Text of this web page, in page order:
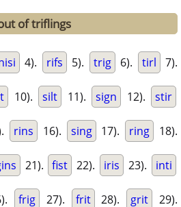
of triflings
4). rifs 5). trig 6). tirl 7).
10). silt 11). sign 12). stir
rins 16). sing 17). ring 18).
21). fist 22). iris 23). inti
frig 27). frit 28). grit 29).